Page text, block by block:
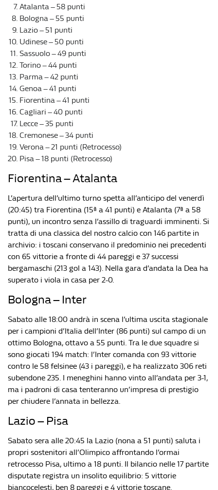
Atalanta – 58 punti
Bologna – 55 punti
Lazio – 51 punti
Udinese – 50 punti
Sassuolo – 49 punti
Torino – 44 punti
Parma – 42 punti
Genoa – 41 punti
Fiorentina – 41 punti
Cagliari – 40 punti
Lecce – 35 punti
Cremonese – 34 punti
Verona – 21 punti (Retrocesso)
Pisa – 18 punti (Retrocesso)
Fiorentina – Atalanta
L’apertura dell’ultimo turno spetta all’anticipo del venerdì
(20:45) tra Fiorentina (15ª a 41 punti) e Atalanta (7ª a 58
punti), un incontro senza l’assillo di traguardi imminenti. Si
tratta di una classica del nostro calcio con 146 partite in
archivio: i toscani conservano il predominio nei precedenti
con 65 vittorie a fronte di 44 pareggi e 37 successi
bergamaschi (213 gol a 143). Nella gara d’andata la Dea ha
superato i viola in casa per 2-0.
Bologna – Inter
Sabato alle 18:00 andrà in scena l’ultima uscita stagionale
per i campioni d’Italia dell’Inter (86 punti) sul campo di un
ottimo Bologna, ottavo a 55 punti. Tra le due squadre si
sono giocati 194 match: l’Inter comanda con 93 vittorie
contro le 58 felsinee (43 i pareggi), e ha realizzato 306 reti
subendone 235. I meneghini hanno vinto all’andata per 3-1,
ma i padroni di casa tenteranno un’impresa di prestigio
per chiudere l’annata in bellezza.
Lazio – Pisa
Sabato sera alle 20:45 la Lazio (nona a 51 punti) saluta i
propri sostenitori all’Olimpico affrontando l’ormai
retrocesso Pisa, ultimo a 18 punti. Il bilancio nelle 17 partite
disputate registra un insolito equilibrio: 5 vittorie
biancocelesti, ben 8 pareggi e 4 vittorie toscane.